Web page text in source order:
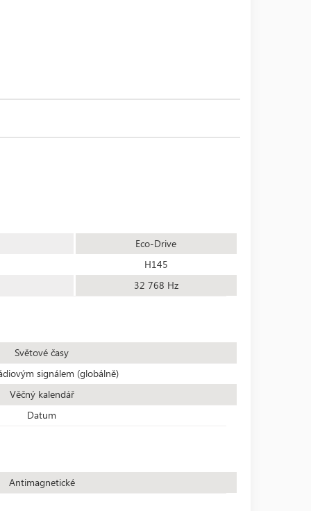
Eco-Drive
H145
32 768 Hz
Světové časy
signálem (globálně)
Věčný kalendář
Datum
Antimagnetické